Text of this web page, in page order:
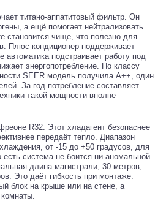
титано-аппатитовый фильтр. Он
а ещё помогает нейтрализовать
становится чище, что полезно для
Плюс кондиционер поддерживает
подстраивает работу под
энергопотребление. По классу
SEER модель получила A++, один
За год потребление составляет
такой мощности вполне
R32. Этот хладагент безопаснее
передаёт тепло. Диапазон
от -15 до +50 градусов, для
есть система не боится ни аномальной
длина магистрали, 30 метров,
Это даёт гибкость при монтаже:
блок на крыше или на стене, а